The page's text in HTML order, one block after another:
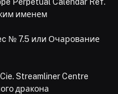
именем
№ 7.5 или Очарование
Streamliner Centre
дракона